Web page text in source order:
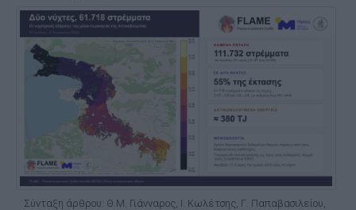
Σύνταξη άρθρου: Θ.Μ. Γιάνναρος, Ι. Κωλέτσης, Γ. Παπαβασιλείου,